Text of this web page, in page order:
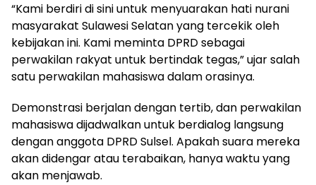
“Kami berdiri di sini untuk menyuarakan hati nurani
masyarakat Sulawesi Selatan yang tercekik oleh
kebijakan ini. Kami meminta DPRD sebagai
perwakilan rakyat untuk bertindak tegas,” ujar salah
satu perwakilan mahasiswa dalam orasinya.
Demonstrasi berjalan dengan tertib, dan perwakilan
mahasiswa dijadwalkan untuk berdialog langsung
dengan anggota DPRD Sulsel. Apakah suara mereka
akan didengar atau terabaikan, hanya waktu yang
akan menjawab.